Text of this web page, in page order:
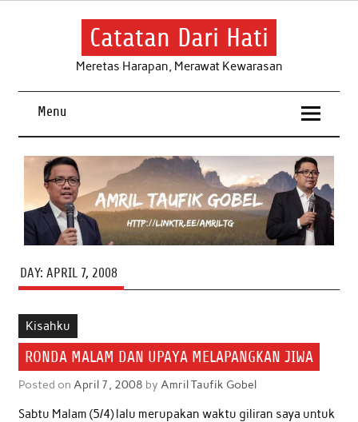
Skip
Catatan Dari Hati
Meretas Harapan, Merawat Kewarasan
Menu
DAY: APRIL 7, 2008
Kisahku
RONDA MALAM DAN UPAYA MELAPANGKAN JIWA
Posted on April 7, 2008 by Amril Taufik Gobel
Sabtu Malam (5/4) lalu merupakan waktu giliran saya untuk